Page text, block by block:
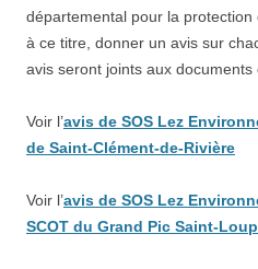
départemental pour la protection
à ce titre, donner un avis sur
avis seront joints aux documents
Voir l’avis de SOS Lez
de Saint-Clément-de-Rivière
Voir l’avis de SOS Lez
SCOT du Grand Pic Saint-Loup